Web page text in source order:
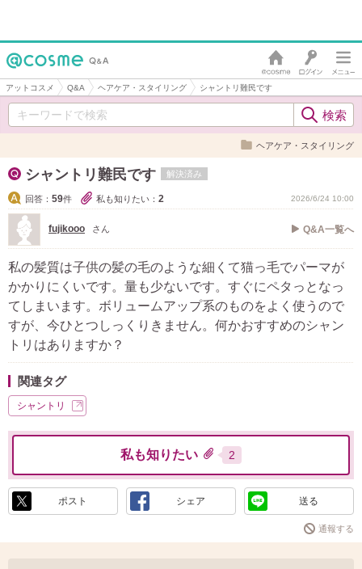
アットコスメ Q&A ヘアケア・スタイリング シャントリ難民です
ヘアケア・スタイリング
シャントリ難民です 解決済み
回答： 59件 私も知りたい： 2 2026/6/24 10:00
fujikooo さん Q&A一覧へ
私の髪質は子供の髪の毛のような細くて猫っ毛でパーマが
かかりにくいです。量も少ないです。すぐにペタっとなっ
てしまいます。ボリュームアップ系のものをよく使うので
すが、今ひとつしっくりきません。何かおすすめのシャン
トリはありますか？
関連タグ
シャントリ
私も知りたい 2
ポスト シェア 送る
通報する